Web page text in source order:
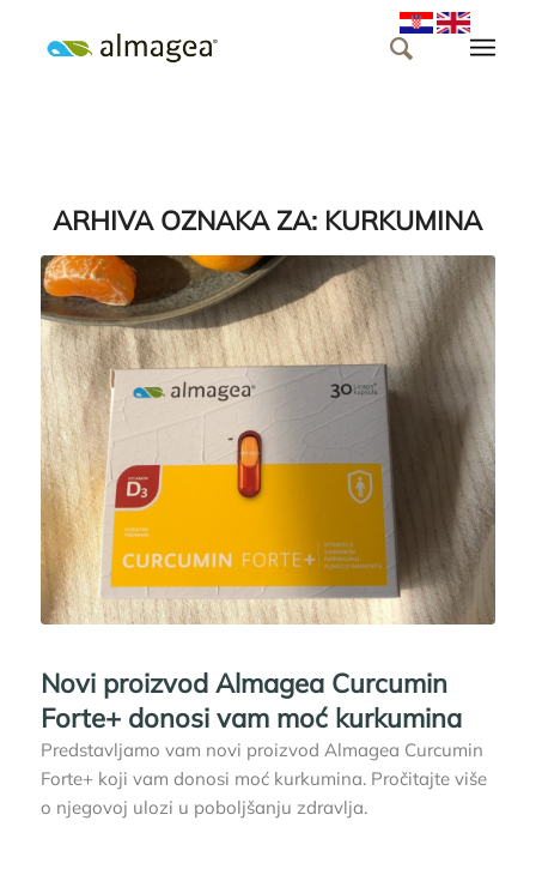
ARHIVA OZNAKA ZA: KURKUMINA
Novi proizvod Almagea Curcumin
Forte+ donosi vam moć kurkumina
Predstavljamo vam novi proizvod Almagea Curcumin
Forte+ koji vam donosi moć kurkumina. Pročitajte više
o njegovoj ulozi u poboljšanju zdravlja.